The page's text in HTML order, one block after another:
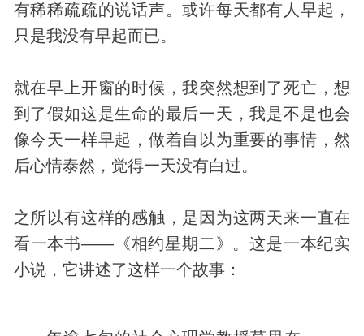
有稀稀疏疏的说话声。或许每天都有人早起，
只是我没有早起而已。
就在早上开窗的时候，我突然想到了死亡，想
到了假如这是生命的最后一天，我是不是也会
像今天一样早起，做着自以为重要的事情，然
后心情泰然，觉得一天没有白过。
之所以有这样的感触，是因为这两天来一直在
看一本书——《相约星期二》。这是一本纪实
小说，它讲述了这样一个故事：